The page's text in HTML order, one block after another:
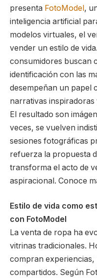
presenta FotoModel,
inteligencia artificial
modelos virtuales, el
vender un estilo de
consumidores buscan
identificación con las
desempeñan un papel
narrativas inspiradoras
El resultado son
veces, se vuelven
sesiones fotográficas
refuerza la propuesta
transforma el acto de
aspiracional. Conoce
Estilo de vida como
con FotoModel
La venta de ropa ha
vitrinas tradicionales.
compran
compartidos. Según